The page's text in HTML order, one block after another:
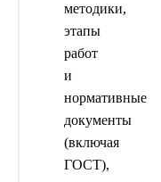
методики,
этапы
работ
и
нормативные
документы
(включая
ГОСТ),